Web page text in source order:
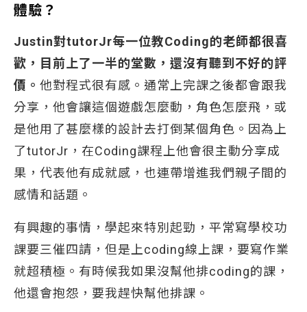
體驗？
Justin對tutorJr每一位教Coding的老師都很喜
歡，目前上了一半的堂數，還沒有聽到不好的評
價。 他對程式很有感。通常上完課之後都會跟我
分享，他會讓這個遊戲怎麼動，角色怎麼飛，或
是他用了甚麼樣的設計去打倒某個角色。因為上
了tutorJr，在Coding課程上他會很主動分享成
果，代表他有成就感，也連帶增進我們親子間的
感情和話題。
有興趣的事情，學起來特別起勁，平常寫學校功
課要三催四請，但是上coding線上課，要寫作業
就超積極。有時候我如果沒幫他排coding的課，
他還會抱怨，要我趕快幫他排課。